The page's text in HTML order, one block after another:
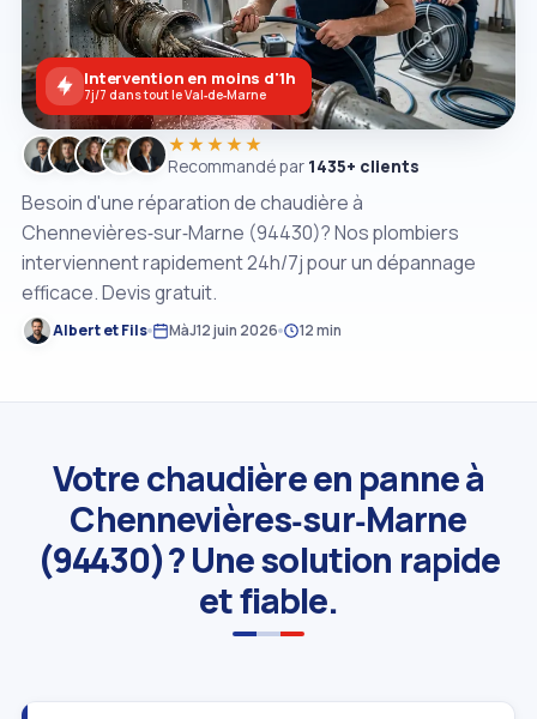
Besoin d'une réparation de chaudière à
Chennevières‑sur‑Marne (94430)? Nos plombiers
interviennent rapidement 24h/7j pour un dépannage
efficace. Devis gratuit.
Albert et Fils MàJ12 juin 2026 12 min
★★★★★
Recommandé par 1435+ clients
Intervention en moins d'1h
7j/7 dans tout le Val‑de‑Marne
Votre chaudière en panne à
Chennevières‑sur‑Marne
(94430)? Une solution rapide
et fiable.